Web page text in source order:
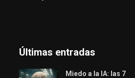
Últimas entradas
Miedo a la IA: las 7